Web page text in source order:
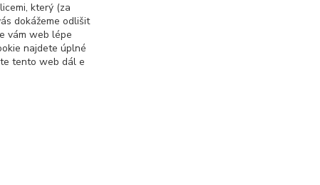
který (za
dokážeme odlišit
vám web lépe
najdete úplné
tento web dál e